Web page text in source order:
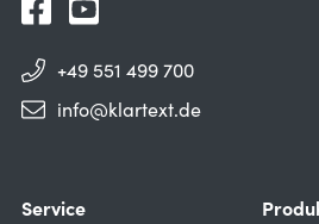
+49 551 499 700
info@klartext.de
Service